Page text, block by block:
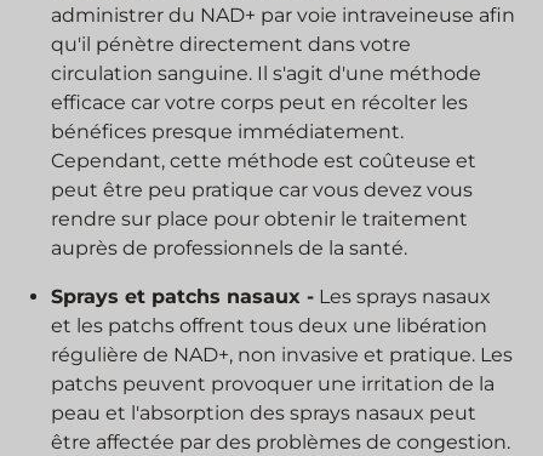
administrer du NAD+ par voie intraveineuse afin
qu'il pénètre directement dans votre
circulation sanguine. Il s'agit d'une méthode
efficace car votre corps peut en récolter les
bénéfices presque immédiatement.
Cependant, cette méthode est coûteuse et
peut être peu pratique car vous devez vous
rendre sur place pour obtenir le traitement
auprès de professionnels de la santé.
Sprays et patchs nasaux - Les sprays nasaux
et les patchs offrent tous deux une libération
régulière de NAD+, non invasive et pratique. Les
patchs peuvent provoquer une irritation de la
peau et l'absorption des sprays nasaux peut
être affectée par des problèmes de congestion.